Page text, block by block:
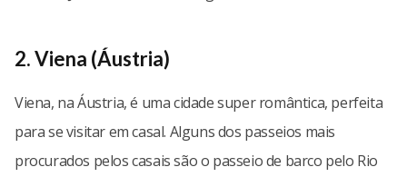
2. Viena (Áustria)
Viena, na Áustria, é uma cidade super romântica, perfeita
para se visitar em casal. Alguns dos passeios mais
procurados pelos casais são o passeio de barco pelo Rio